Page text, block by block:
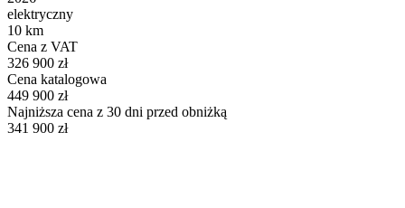
elektryczny
10 km
Cena z VAT
326 900 zł
Cena katalogowa
449 900 zł
Najniższa cena z 30 dni przed obniżką
341 900 zł